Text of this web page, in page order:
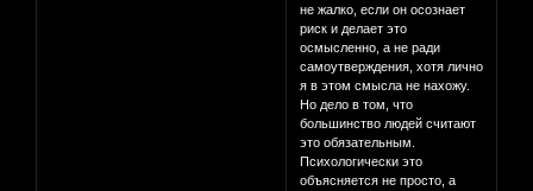
не жалко, если он осознает
риск и делает это
осмысленно, а не ради
самоутверждения, хотя лично
я в этом смысла не нахожу.
Но дело в том, что
большинство людей считают
это обязательным.
Психологически это
объясняется не просто, а